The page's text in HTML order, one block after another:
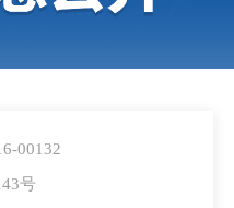
00132
号